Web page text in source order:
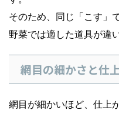
そのため、同じ「こす」
野菜では適した道具が違
網目の細かさと仕
網目が細かいほど、仕上